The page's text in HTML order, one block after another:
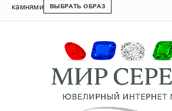
камнями
ВЫБРАТЬ ОБРАЗ